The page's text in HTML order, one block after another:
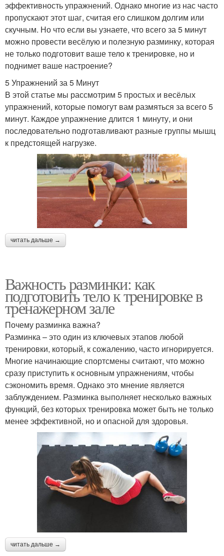
эффективность упражнений. Однако многие из нас часто
пропускают этот шаг, считая его слишком долгим или
скучным. Но что если вы узнаете, что всего за 5 минут
можно провести весёлую и полезную разминку, которая
не только подготовит ваше тело к тренировке, но и
поднимет ваше настроение?
5 Упражнений за 5 Минут
В этой статье мы рассмотрим 5 простых и весёлых
упражнений, которые помогут вам размяться за всего 5
минут. Каждое упражнение длится 1 минуту, и они
последовательно подготавливают разные группы мышц
к предстоящей нагрузке.
читать дальше →
Важность разминки: как
подготовить тело к тренировке в
тренажерном зале
Почему разминка важна?
Разминка – это один из ключевых этапов любой
тренировки, который, к сожалению, часто игнорируется.
Многие начинающие спортсмены считают, что можно
сразу приступить к основным упражнениям, чтобы
сэкономить время. Однако это мнение является
заблуждением. Разминка выполняет несколько важных
функций, без которых тренировка может быть не только
менее эффективной, но и опасной для здоровья.
читать дальше →